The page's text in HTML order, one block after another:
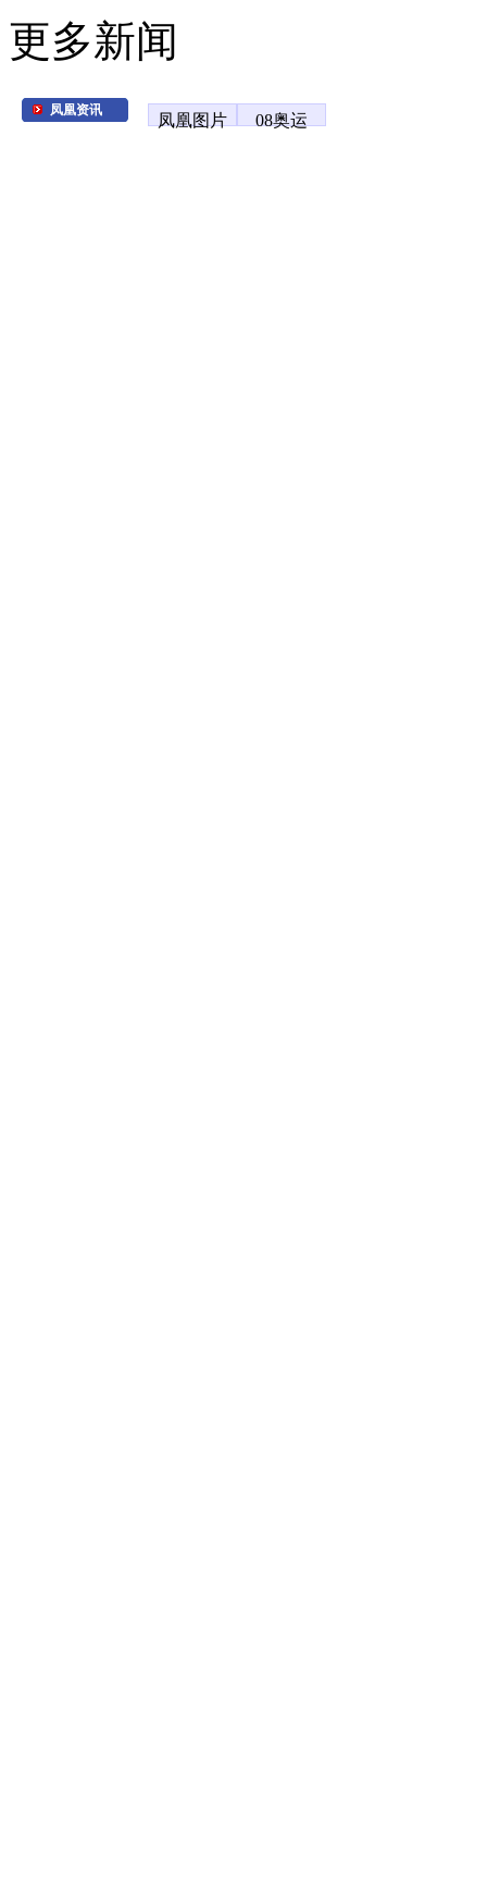
更多新闻
凤凰资讯
凤凰图片 08奥运